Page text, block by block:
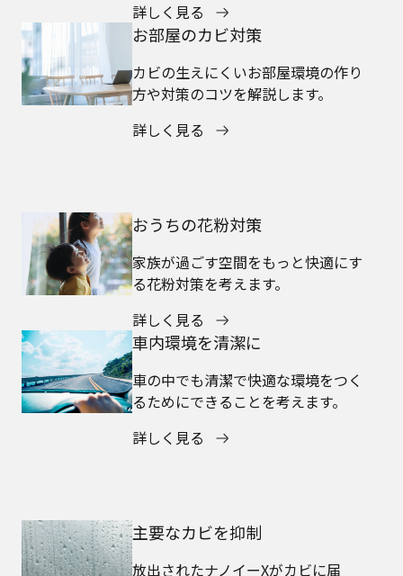
詳しく見る
お部屋のカビ対策
カビの生えにくいお部屋環境の作り
方や対策のコツを解説します。
詳しく見る
おうちの花粉対策
家族が過ごす空間をもっと快適にす
る花粉対策を考えます。
詳しく見る
車内環境を清潔に
車の中でも清潔で快適な環境をつく
るためにできることを考えます。
詳しく見る
主要なカビを抑制
放出されたナノイーXがカビに届